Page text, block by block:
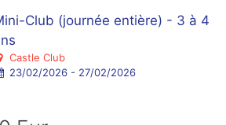
Club (journée entière) - 3 à 4
Castle Club
23/02/2026 - 27/02/2026